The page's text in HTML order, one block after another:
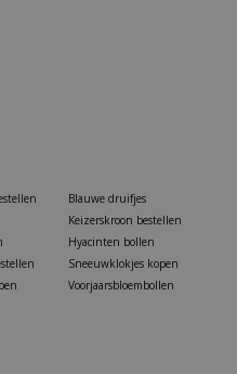
Blauwe druifjes
Keizerskroon bestellen
Hyacinten bollen
Sneeuwklokjes kopen
Voorjaarsbloembollen